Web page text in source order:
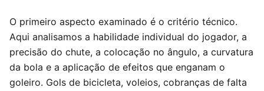
O primeiro aspecto examinado é o critério técnico.
Aqui analisamos a habilidade individual do jogador, a
precisão do chute, a colocação no ângulo, a curvatura
da bola e a aplicação de efeitos que enganam o
goleiro. Gols de bicicleta, voleios, cobranças de falta